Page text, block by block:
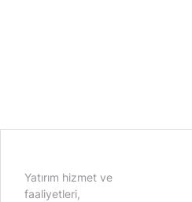
Yatırım hizmet ve
faaliyetleri,